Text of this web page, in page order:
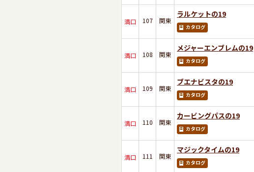
満口 107 関東
ラルケットの19
カタログ
満口 108 関東
メジャーエンブレムの19
カタログ
満口 109 関東
ブエナビスタの19
カタログ
満口 110 関東
カービングパスの19
カタログ
満口 111 関東
マジックタイムの19
カタログ